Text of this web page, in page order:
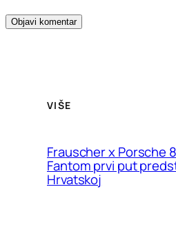
VIŠE
Frauscher x Porsche
Fantom prvi put
Hrvatskoj